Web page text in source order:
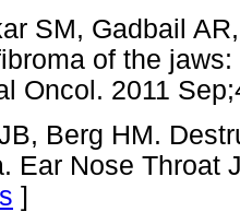
SM, Gadbail
of the
Oncol. 2011
Berg HM.
Ear Nose Throat
]